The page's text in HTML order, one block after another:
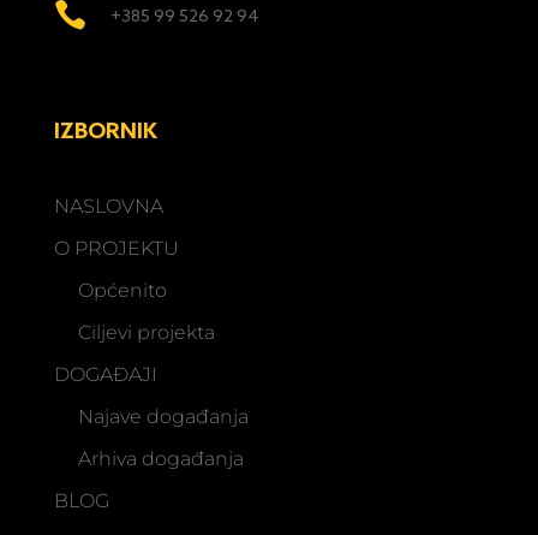
 +385 99 526 92 94
IZBORNIK
NASLOVNA
O PROJEKTU
Općenito
Ciljevi projekta
DOGAĐAJI
Najave događanja
Arhiva događanja
BLOG